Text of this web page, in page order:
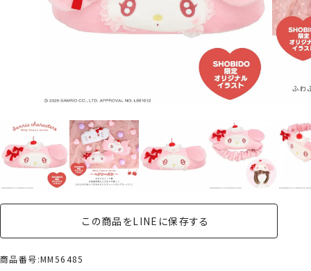
この商品をLINEに保存する
商品番号 MM56485